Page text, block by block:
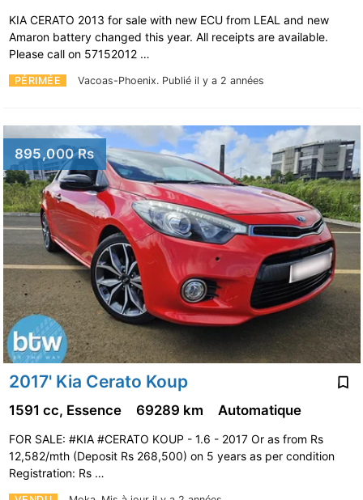
PÉRIMÉE Vacoas-Phoenix. Publié il y a 2 années
KIA CERATO 2013 for sale with new ECU from LEAL and new
Amaron battery changed this year. All receipts are available.
Please call on 57152012 …
895,000 Rs
2017' Kia Cerato Koup
1591 cc, Essence 69289 km Automatique
FOR SALE: #KIA #CERATO KOUP - 1.6 - 2017 Or as from Rs
12,582/mth (Deposit Rs 268,500) on 5 years as per condition
Registration: Rs …